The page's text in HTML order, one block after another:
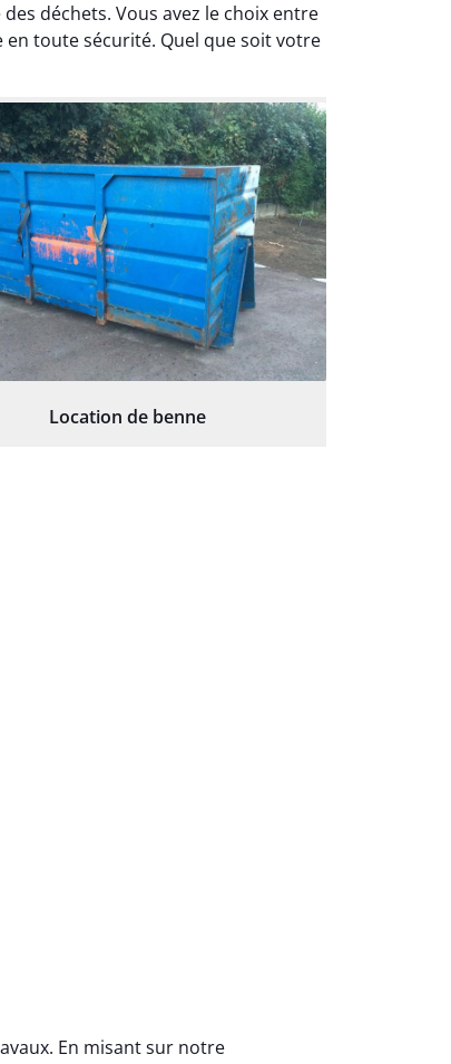
déchets. Vous avez le choix entre
toute sécurité. Quel que soit votre
Location de benne
En misant sur notre